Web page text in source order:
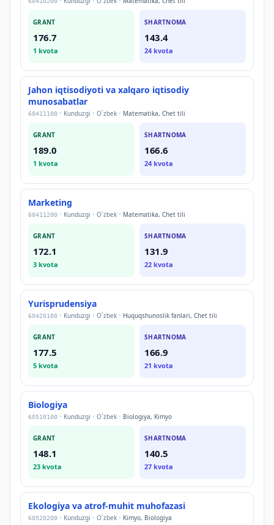
GRANT
176.7
1 kvota
SHARTNOMA
143.4
24 kvota
Jahon iqtisodiyoti va xalqaro iqtisodiy
munosabatlar
60411100 • Kunduzgi • O`zbek • Matematika, Chet tili
GRANT
189.0
1 kvota
SHARTNOMA
166.6
24 kvota
Marketing
60411200 • Kunduzgi • O`zbek • Matematika, Chet tili
GRANT
172.1
3 kvota
SHARTNOMA
131.9
22 kvota
Yurisprudensiya
60420100 • Kunduzgi • O`zbek • Huquqshunoslik fanlari, Chet tili
GRANT
177.5
5 kvota
SHARTNOMA
166.9
21 kvota
Biologiya
60510100 • Kunduzgi • O`zbek • Biologiya, Kimyo
GRANT
148.1
23 kvota
SHARTNOMA
140.5
27 kvota
Ekologiya va atrof-muhit muhofazasi
60520200 • Kunduzgi • O`zbek • Kimyo, Biologiya